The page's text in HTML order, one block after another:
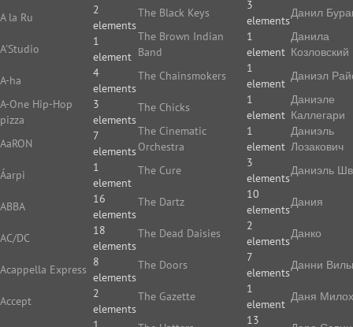
A la Ru
2
elements
A'Studio
1
element
A-ha
4
elements
A-One Hip-Hop
pizza
3
elements
AaRON
7
elements
Áarpi
1
element
ABBA
16
elements
AC/DC
18
elements
Acappella Express
8
elements
Accept
2
elements
The Black Keys
3
elements
The Brown Indian
Band
1
element
The Chainsmokers
1
element
The Chicks
1
element
The Cinematic
Orchestra
1
element
The Cure
3
elements
The Dartz
10
elements
The Dead Daisies
2
elements
The Doors
7
elements
The Gazette
1
element
13
Данил
Данила
Козловский
Даниэл
Даниэле
Каллегари
Даниэль
Лозакович
Даниэль
Дания
Данко
Данни
Даня